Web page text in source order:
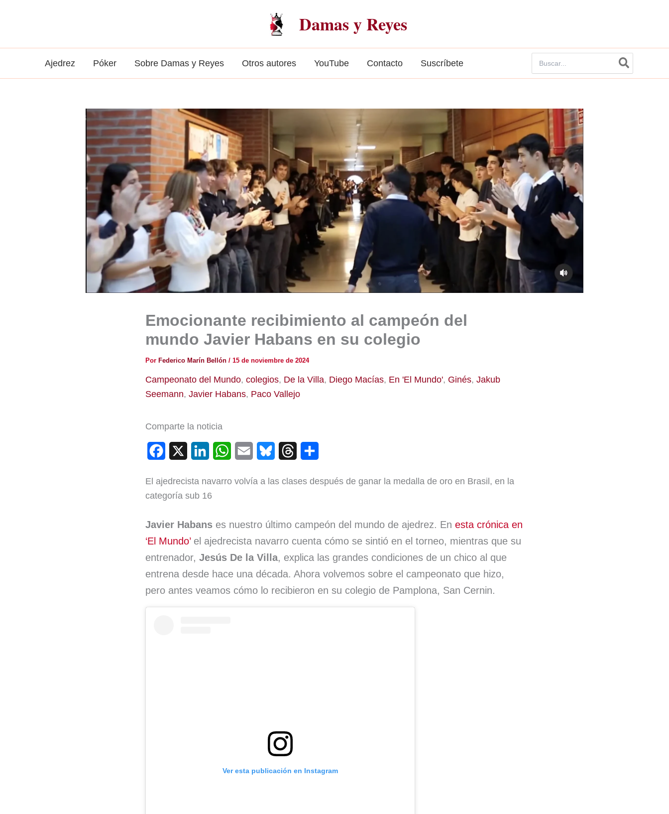
Damas y Reyes
Ajedrez Póker Sobre Damas y Reyes Otros autores YouTube Contacto Suscríbete
por:
Emocionante recibimiento al campeón del
mundo Javier Habans en su colegio
Por Federico Marín Bellón / 15 de noviembre de 2024
Campeonato del Mundo, colegios, De la Villa, Diego Macías, En 'El Mundo', Ginés, Jakub
Seemann, Javier Habans, Paco Vallejo
Comparte la noticia
c
b
o
o
k
n
e
d
I
n
W
a
s
A
p
p
a
l
u
s
k
y
r
a
d
s
m
a
r
t
i
r
El ajedrecista navarro volvía a las clases después de ganar la medalla de oro en Brasil, en la
categoría sub 16
Javier Habans es nuestro último campeón del mundo de ajedrez. En esta crónica en
‘El Mundo’el ajedrecista navarro cuenta cómo se sintió en el torneo, mientras que su
entrenador, Jesús De la Villa, explica las grandes condiciones de un chico al que
entrena desde hace una década. Ahora volvemos sobre el campeonato que hizo,
pero antes veamos cómo lo recibieron en su colegio de Pamplona, San Cernin.
Ver esta publicación en Instagram